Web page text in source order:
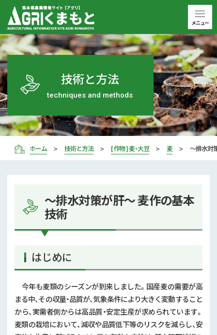
技術と方法
techniques and methods
ホーム 技術と方法 [ 作物 ] 麦・大豆 麦 ～排水対
～排水対策が肝～ 麦作の基本
技術
はじめに
今年も麦類のシーズンが到来しました。国産麦の需要が高
まる中、その収量・品質が、気象条件により大きく変動すること
から、実需者側からは高品質・安定生産が求められています。
麦類の栽培において、減収や品質低下等のリスクを減らし、安
メニュー